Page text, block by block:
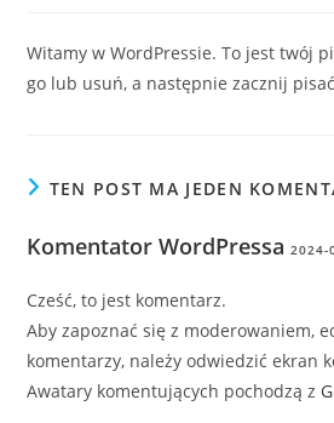
Witamy w WordPressie. To jest twój
go lub usuń, a następnie zacznij
TEN POST MA JEDEN
Komentator WordPressa 2024-
Cześć, to jest komentarz.
Aby zapoznać się z moderowaniem,
komentarzy, należy odwiedzić ekran
Awatary komentujących pochodzą z